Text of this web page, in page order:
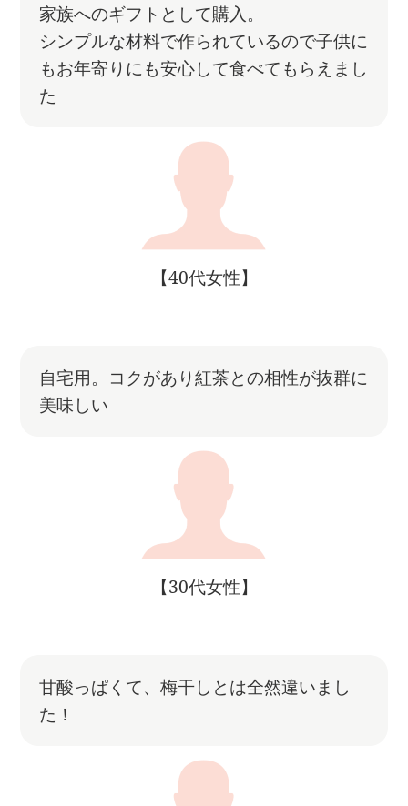
家族へのギフトとして購入。
シンプルな材料で作られているので子供に
もお年寄りにも安心して食べてもらえまし
た
【40代女性】
自宅用。コクがあり紅茶との相性が抜群に
美味しい
【30代女性】
甘酸っぱくて、梅干しとは全然違いまし
た！